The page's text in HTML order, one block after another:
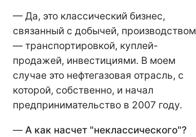
— Да, это классический бизнес,
связанный с добычей, производством
— транспортировкой, куплей-
продажей, инвестициями. В моем
случае это нефтегазовая отрасль, с
которой, собственно, и начал
предпринимательство в 2007 году.
— А как насчет "неклассического"?